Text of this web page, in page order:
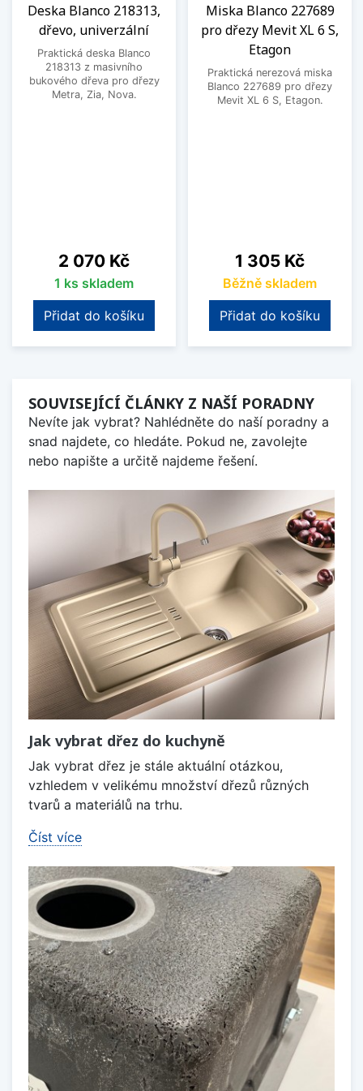
Deska Blanco 218313,
dřevo, univerzální
Praktická deska Blanco
218313 z masivního
bukového dřeva pro dřezy
Metra, Zia, Nova.
Cena
2 070 Kč
1 ks skladem
Přidat do košíku
Miska Blanco 227689
pro dřezy Mevit XL 6 S,
Etagon
Praktická nerezová miska
Blanco 227689 pro dřezy
Mevit XL 6 S, Etagon.
Cena
1 305 Kč
Běžně skladem
Přidat do košíku
SOUVISEJÍCÍ ČLÁNKY Z NAŠÍ PORADNY
Nevíte jak vybrat? Nahlédněte do naší poradny a
snad najdete, co hledáte. Pokud ne, zavolejte
nebo napište a určitě najdeme řešení.
Jak vybrat dřez do kuchyně
Jak vybrat dřez je stále aktuální otázkou,
vzhledem v velikému množství dřezů různých
tvarů a materiálů na trhu.
Číst více